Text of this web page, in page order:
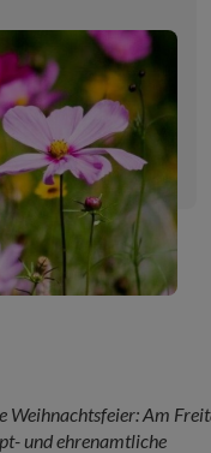
Weihnachtsfeier: Am
und ehrenamtliche